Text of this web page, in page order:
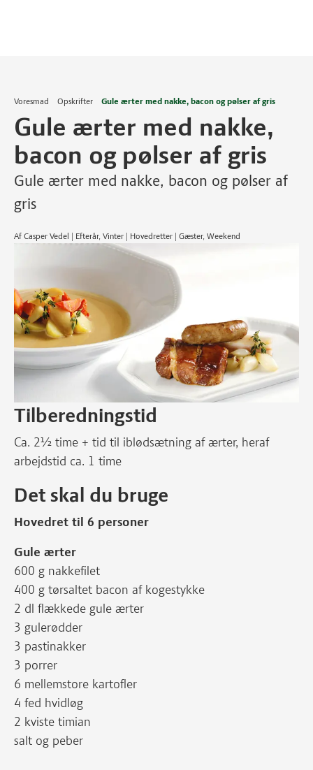
Voresmad Opskrifter Gule ærter med nakke, bacon og pølser af gris
Gule ærter med nakke,
bacon og pølser af gris
Gule ærter med nakke, bacon og pølser af
gris
Af Casper Vedel | Efterår, Vinter | Hovedretter | Gæster, Weekend
Tilberedningstid
Ca. 2½ time + tid til iblødsætning af ærter, heraf
arbejdstid ca. 1 time
Det skal du bruge
Hovedret til 6 personer
Gule ærter
600 g nakkefilet
400 g tørsaltet bacon af kogestykke
2 dl flækkede gule ærter
3 gulerødder
3 pastinakker
3 porrer
6 mellemstore kartofler
4 fed hvidløg
2 kviste timian
salt og peber